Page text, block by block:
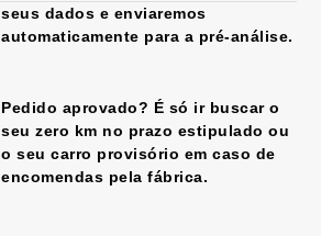
seus dados e enviaremos
automaticamente para a pré-análise.
Pedido aprovado? É só ir buscar o
seu zero km no prazo estipulado ou
o seu carro provisório em caso de
encomendas pela fábrica.